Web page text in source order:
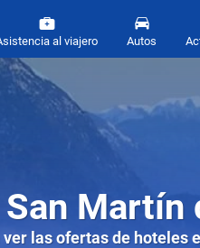
al viajero Autos
Martín
las ofertas de hoteles